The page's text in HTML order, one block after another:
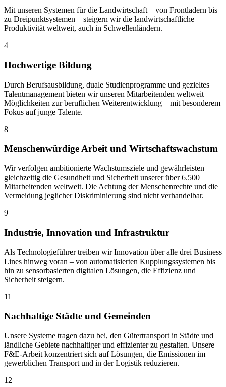
Mit unseren Systemen für die Landwirtschaft – von Frontladern bis
zu Dreipunktsystemen – steigern wir die landwirtschaftliche
Produktivität weltweit, auch in Schwellenländern.
4
Hochwertige Bildung
Durch Berufsausbildung, duale Studienprogramme und gezieltes
Talentmanagement bieten wir unseren Mitarbeitenden weltweit
Möglichkeiten zur beruflichen Weiterentwicklung – mit besonderem
Fokus auf junge Talente.
8
Menschenwürdige Arbeit und Wirtschaftswachstum
Wir verfolgen ambitionierte Wachstumsziele und gewährleisten
gleichzeitig die Gesundheit und Sicherheit unserer über 6.500
Mitarbeitenden weltweit. Die Achtung der Menschenrechte und die
Vermeidung jeglicher Diskriminierung sind nicht verhandelbar.
9
Industrie, Innovation und Infrastruktur
Als Technologieführer treiben wir Innovation über alle drei Business
Lines hinweg voran – von automatisierten Kupplungssystemen bis
hin zu sensorbasierten digitalen Lösungen, die Effizienz und
Sicherheit steigern.
11
Nachhaltige Städte und Gemeinden
Unsere Systeme tragen dazu bei, den Gütertransport in Städte und
ländliche Gebiete nachhaltiger und effizienter zu gestalten. Unsere
F&E-Arbeit konzentriert sich auf Lösungen, die Emissionen im
gewerblichen Transport und in der Logistik reduzieren.
12